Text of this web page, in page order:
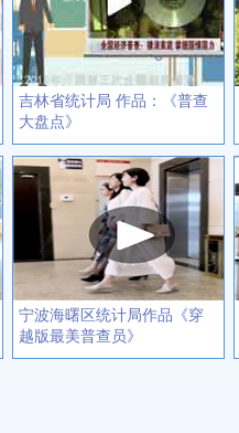
吉林省统计局 作品：《普查
大盘点》
宁波海曙区统计局作品《穿
越版最美普查员》